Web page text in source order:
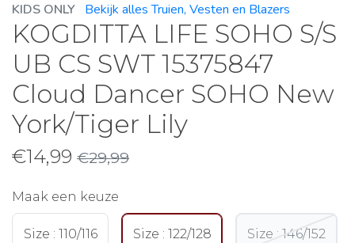
KIDS ONLY Bekijk alles Truien, Vesten en Blazers
KOGDITTA LIFE SOHO S/S
UB CS SWT 15375847
Cloud Dancer SOHO New
York/Tiger Lily
€14,99 €29,99
Maak een keuze
Size : 110/116 Size : 122/128 Size : 146/152